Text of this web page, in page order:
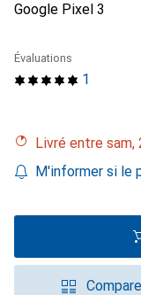
Google Pixel 3
1
Évaluations
Livré entre
M'informer si le